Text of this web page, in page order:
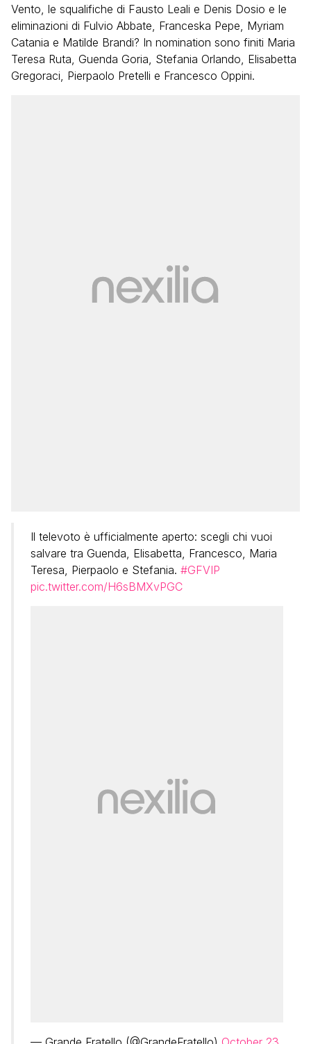
Vento, le squalifiche di Fausto Leali e Denis Dosio e le
eliminazioni di Fulvio Abbate, Franceska Pepe, Myriam
Catania e Matilde Brandi? In nomination sono finiti Maria
Teresa Ruta, Guenda Goria, Stefania Orlando, Elisabetta
Gregoraci, Pierpaolo Pretelli e Francesco Oppini.
Il televoto è ufficialmente aperto: scegli chi vuoi
salvare tra Guenda, Elisabetta, Francesco, Maria
Teresa, Pierpaolo e Stefania. #GFVIP
pic.twitter.com/H6sBMXvPGC